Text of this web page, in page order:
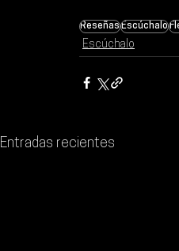
ReseñasEscúchalo
Escúchalo
Entradas recientes